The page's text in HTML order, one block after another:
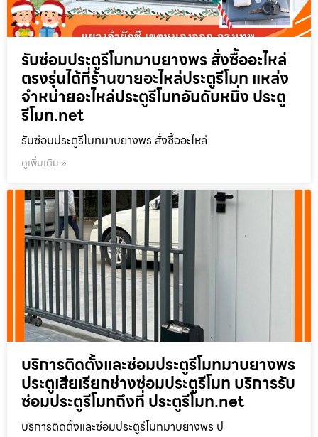
รับซ่อมประตูรีโมทมาบยางพร สั่งซื้ออะไหล่
ตรงรุ่นได้ที่ร้านขายอะไหล่ประตูรีโมท แหล่ง
จำหน่ายอะไหล่ประตูรีโมทอันดับหนึ่ง ประตู
รีโมท.net
รับซ่อมประตูรีโมทมาบยางพร สั่งซื้ออะไหล่
ดูเพิ่มเติม »
บริการติดตั้งและซ่อมประตูรีโมทมาบยางพร
ประตูเสียเรียกช่างซ่อมประตูรีโมท บริการรับ
ซ่อมประตูรีโมทถึงที่ ประตูรีโมท.net
บริการติดตั้งและซ่อมประตูรีโมทมาบยางพร ป